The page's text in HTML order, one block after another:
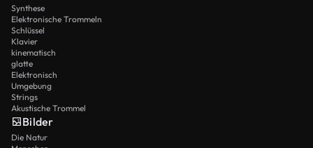
Synthese
Elektronische Trommeln
Schlüssel
Klavier
kinematisch
glatte
Elektronisch
Umgebung
Strings
Akustische Trommel
Bilder
Die Natur